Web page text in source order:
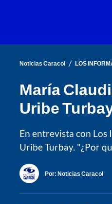
Noticias Caracol / LOS
María
Uribe
En entrevista con
Uribe Turbay. "¿Por
Por: Noticias Caracol